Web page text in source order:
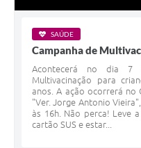
SAÚDE
Campanha de
Acontecerá no dia 7
Multivacinação para
anos. A ação ocorrerá no
"Ver. Jorge Antonio
às 16h. Não perca! Leve a
cartão SUS e estar...